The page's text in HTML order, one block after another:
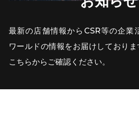
最新の店舗情報からCSR等の企業
ワールドの情報をお届けしており
こちらからご確認ください。